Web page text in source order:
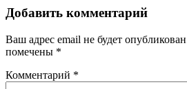
Добавить комментарий
Ваш адрес email не будет
помечены *
Комментарий *